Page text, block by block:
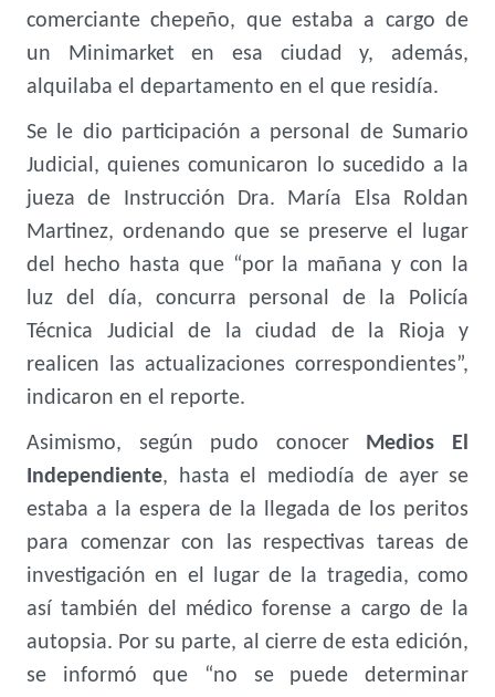
comerciante chepeño, que estaba a cargo de
un Minimarket en esa ciudad y, además,
alquilaba el departamento en el que residía.
Se le dio participación a personal de Sumario
Judicial, quienes comunicaron lo sucedido a la
jueza de Instrucción Dra. María Elsa Roldan
Martinez, ordenando que se preserve el lugar
del hecho hasta que “por la mañana y con la
luz del día, concurra personal de la Policía
Técnica Judicial de la ciudad de la Rioja y
realicen las actualizaciones correspondientes”,
indicaron en el reporte.
Asimismo, según pudo conocer Medios El
Independiente, hasta el mediodía de ayer se
estaba a la espera de la llegada de los peritos
para comenzar con las respectivas tareas de
investigación en el lugar de la tragedia, como
así también del médico forense a cargo de la
autopsia. Por su parte, al cierre de esta edición,
se informó que “no se puede determinar